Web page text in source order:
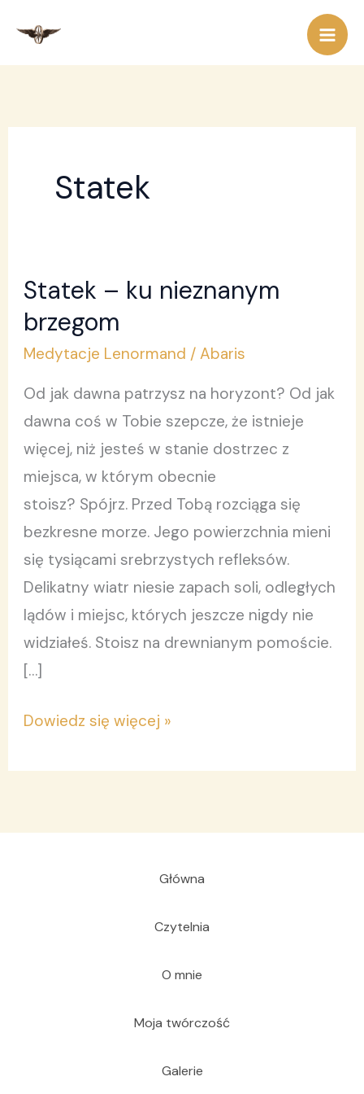
treści
Statek
Statek – ku nieznanym
brzegom
Medytacje Lenormand /Abaris
Od jak dawna patrzysz na horyzont? Od jak
dawna coś w Tobie szepcze, że istnieje
więcej, niż jesteś w stanie dostrzec z
miejsca, w którym obecnie
stoisz? Spójrz. Przed Tobą rozciąga się
bezkresne morze. Jego powierzchnia mieni
się tysiącami srebrzystych refleksów.
Delikatny wiatr niesie zapach soli, odległych
lądów i miejsc, których jeszcze nigdy nie
widziałeś. Stoisz na drewnianym pomoście.
[…]
Statek
–
brzegom
Dowiedz się więcej »
Główna
Czytelnia
O mnie
Moja twórczość
Galerie